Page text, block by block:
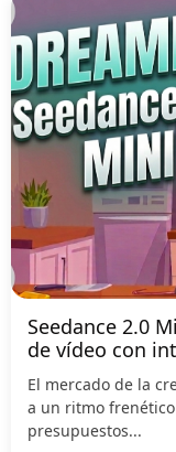
Seedance 2.0
de vídeo con
El mercado de la
a un ritmo
presupuestos...